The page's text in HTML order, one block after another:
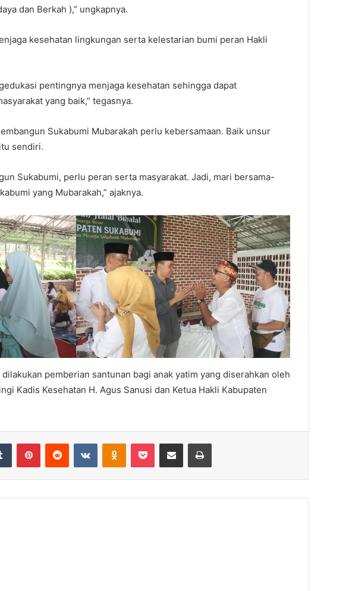
dan Berkah ),” ungkapnya.
kesehatan lingkungan serta kelestarian bumi peran Hakli
pentingnya menjaga kesehatan sehingga dapat
yang baik,” tegasnya.
Sukabumi Mubarakah perlu kebersamaan. Baik unsur
sendiri.
Sukabumi, perlu peran serta masyarakat. Jadi, mari bersama-
yang Mubarakah,” ajaknya.
pemberian santunan bagi anak yatim yang diserahkan oleh
Kadis Kesehatan H. Agus Sanusi dan Ketua Hakli Kabupaten
Tumblr PinterestReddit VKontakteOdnoklassniki
Pocket Share via Email Print